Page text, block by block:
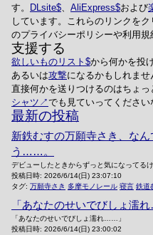
す。
DLsite 、 AliExpress および
しています。これらのリンクを
のプライバシーポリシーや利用規
支援する
欲しいものリスト
から何かを投
あるいは攻撃になるかもしれませ
直接何かを送りつけるのはちょ
シャツ
でも見ていってください
最新の投稿
新鉄むすの万願寺さき、な
う……。
デビューしたときからずっと気になってる
投稿日時: 2026/6/14(日) 23:07:10
タグ: 万願寺さき 多摩モノレール 寝言 鉄道
「あなたのせいでびしょ濡
「あなたのせいでびしょ濡れ……」
投稿日時: 2026/6/14(日) 23:00:02